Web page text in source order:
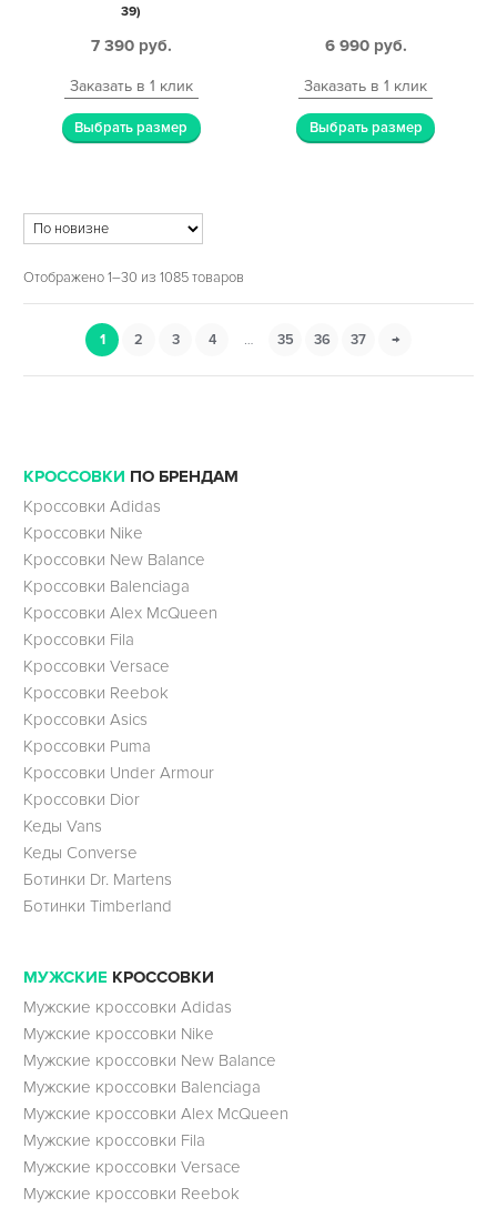
39)
7 390 руб.
Заказать в 1 клик
Выбрать размер
6 990 руб.
Заказать в 1 клик
Выбрать размер
Отображено 1–30 из 1085 товаров
1 2 3 4 … 35 36 37 →
КРОССОВКИ ПО БРЕНДАМ
Кроссовки Adidas
Кроссовки Nike
Кроссовки New Balance
Кроссовки Balenciaga
Кроссовки Alex McQueen
Кроссовки Fila
Кроссовки Versace
Кроссовки Reebok
Кроссовки Asics
Кроссовки Puma
Кроссовки Under Armour
Кроссовки Dior
Кеды Vans
Кеды Converse
Ботинки Dr. Martens
Ботинки Timberland
МУЖСКИЕ КРОССОВКИ
Мужские кроссовки Adidas
Мужские кроссовки Nike
Мужские кроссовки New Balance
Мужские кроссовки Balenciaga
Мужские кроссовки Alex McQueen
Мужские кроссовки Fila
Мужские кроссовки Versace
Мужские кроссовки Reebok